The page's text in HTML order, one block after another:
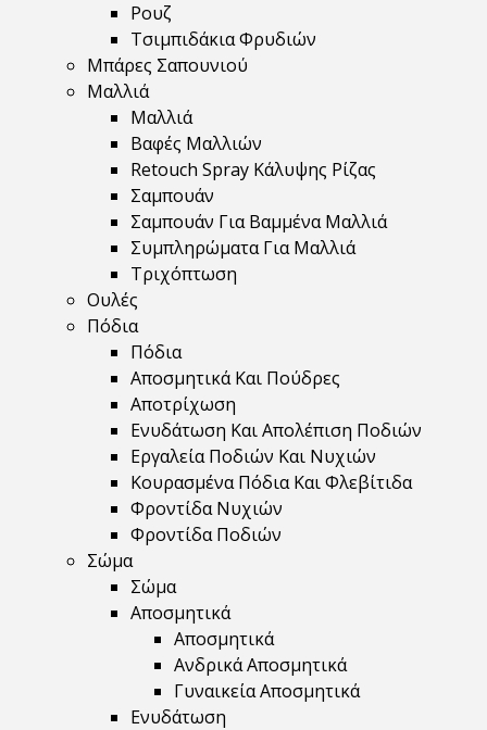
Ρουζ
Τσιμπιδάκια Φρυδιών
Μπάρες Σαπουνιού
Μαλλιά
Μαλλιά
Βαφές Μαλλιών
Retouch Spray Κάλυψης Ρίζας
Σαμπουάν
Σαμπουάν Για Βαμμένα Μαλλιά
Συμπληρώματα Για Μαλλιά
Τριχόπτωση
Ουλές
Πόδια
Πόδια
Αποσμητικά Και Πούδρες
Αποτρίχωση
Ενυδάτωση Και Απολέπιση Ποδιών
Εργαλεία Ποδιών Και Νυχιών
Κουρασμένα Πόδια Και Φλεβίτιδα
Φροντίδα Νυχιών
Φροντίδα Ποδιών
Σώμα
Σώμα
Αποσμητικά
Αποσμητικά
Ανδρικά Αποσμητικά
Γυναικεία Αποσμητικά
Ενυδάτωση